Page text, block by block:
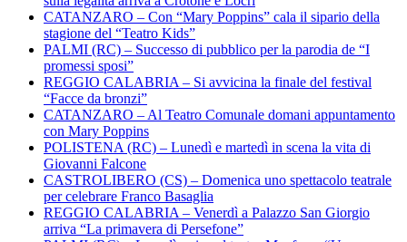
CATANZARO – Con “Mary Poppins” cala il sipario della
stagione del “Teatro Kids”
PALMI (RC) – Successo di pubblico per la parodia de “I
promessi sposi”
REGGIO CALABRIA – Si avvicina la finale del festival
“Facce da bronzi”
CATANZARO – Al Teatro Comunale domani appuntamento
con Mary Poppins
POLISTENA (RC) – Lunedì e martedì in scena la vita di
Giovanni Falcone
CASTROLIBERO (CS) – Domenica uno spettacolo teatrale
per celebrare Franco Basaglia
REGGIO CALABRIA – Venerdì a Palazzo San Giorgio
arriva “La primavera di Persefone”